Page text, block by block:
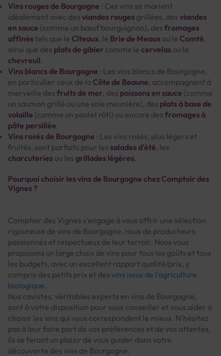
Vins rouges de Bourgogne : Ces vins se marient
idéalement avec des viandes rouges grillées, des viandes
en sauce (comme un bœuf bourguignon), des fromages
affinés tels que le Cîteaux, le Brie de Meaux ou le Comté,
ainsi que des plats de gibier comme le cervelas ou le
chevreuil.
Vins blancs de Bourgogne : Les vins blancs de Bourgogne,
en particulier ceux de la Côte de Beaune, accompagnent à
merveille des fruits de mer, des poissons en sauce (comme
un saumon grillé ou une sole meunière), des plats à base de
volaille (comme un poulet rôti) ou encore des fromages à
pâte persillée.
Vins rosés de Bourgogne : Les vins rosés, plus légers et
fruités, sont parfaits pour les salades d'été, les
charcuteries ou les grillades légères.
Pourquoi choisir les vins de Bourgogne chez Comptoir des
Vignes ?
Comptoir des Vignes s'engage à vous offrir une sélection
rigoureuse de vins de Bourgogne, issus de producteurs
passionnés et respectueux de leur terroir. Nous vous
proposons un large choix de vins pour tous les goûts et tous
les budgets, avec un excellent rapport qualité/prix, y
compris des petits prix et des vins issus de l'agriculture
biologique.
Nos cavistes, véritables experts en vins de Bourgogne,
sont à votre disposition pour vous conseiller et vous aider à
choisir les vins qui vous correspondent le mieux. N'hésitez
pas à leur faire part de vos préférences et de vos attentes,
ils se feront un plaisir de vous guider dans votre
découverte des vins de Bourgogne.